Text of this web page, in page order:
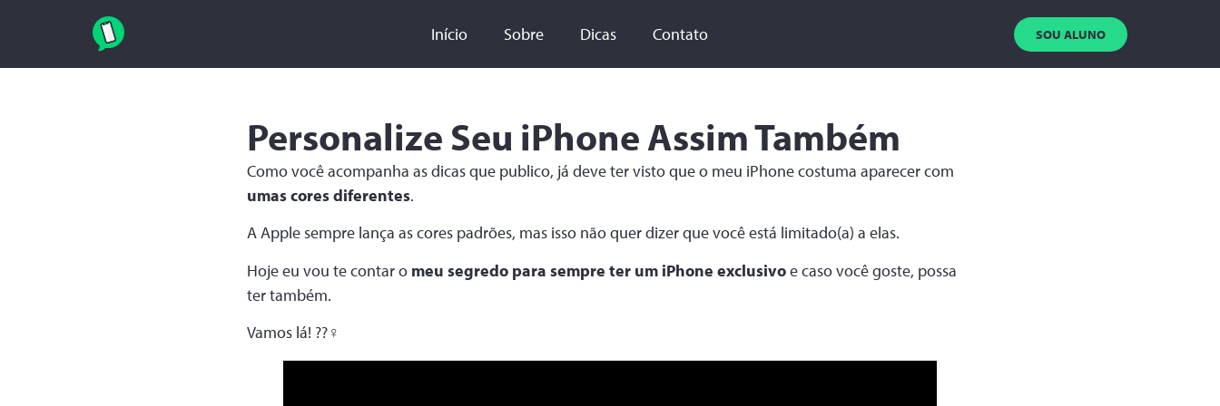
Início Sobre Dicas Contato SOU ALUNO
Personalize Seu iPhone Assim Também
Como você acompanha as dicas que publico, já deve ter visto que o meu iPhone costuma aparecer com
umas cores diferentes.
A Apple sempre lança as cores padrões, mas isso não quer dizer que você está limitado(a) a elas.
Hoje eu vou te contar o meu segredo para sempre ter um iPhone exclusivoe caso você goste, possa
ter também.
Vamos lá! ??‍♀️